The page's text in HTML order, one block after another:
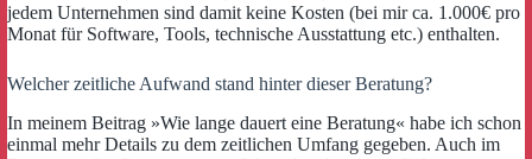
jedem Unternehmen sind damit keine Kosten (bei mir ca. 1.000€ pro
Monat für Software, Tools, technische Ausstattung etc.) enthalten.
Welcher zeitliche Aufwand stand hinter dieser Beratung?
In meinem Beitrag »Wie lange dauert eine Beratung« habe ich schon
einmal mehr Details zu dem zeitlichen Umfang gegeben. Auch im